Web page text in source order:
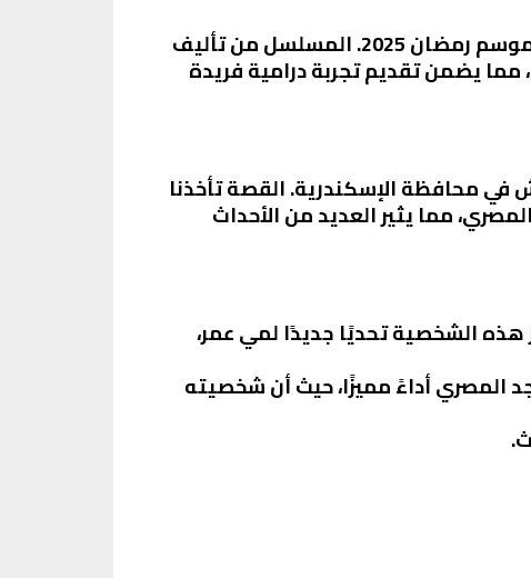
في عالم الدراما المصرية، يظهر مسلسل “إش إش” كواحد من الأعمال المنتظرة بشغف في موسم رمضان 2025. المسلسل من تأليف
يضمن تقديم تجربة درامية فريدة
محافظة الإسكندرية. القصة تأخذنا
مما يثير العديد من الأحداث
الشخصية تحديًا جديدًا لمي عمر،
المصري أداءً مميزًا، حيث أن شخصيته